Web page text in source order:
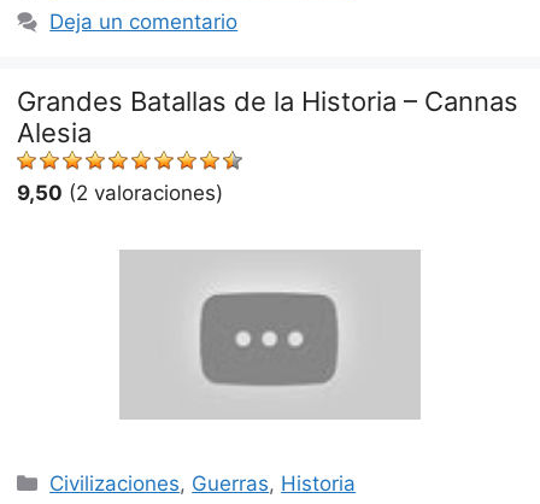
Deja un comentario
Grandes Batallas de la Historia – Cannas
Alesia
9,50 (2 valoraciones)
Categorías
Civilizaciones, Guerras, Historia